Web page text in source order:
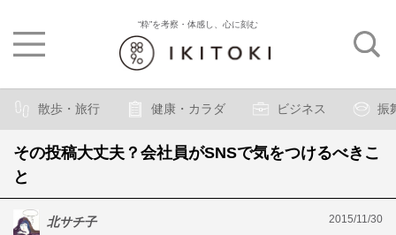
“粋”を考察・体感し、心に刻む
散歩・旅行 健康・カラダ ビジネス 振
その投稿大丈夫？会社員がSNSで気をつけるべきこ
と
北サチ子 2015/11/30